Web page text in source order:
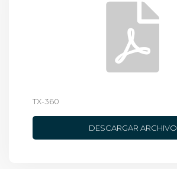
TX-360
DESCARGAR ARCHIVO